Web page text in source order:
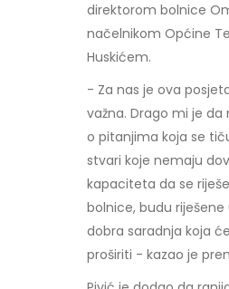
direktorom bolnice
načelnikom Općine
Huskićem.
- Za nas je ova
važna. Drago mi je
o pitanjima koja se
stvari koje nemaju
kapaciteta da se
bolnice, budu riješene
dobra saradnja koja
proširiti - kazao je